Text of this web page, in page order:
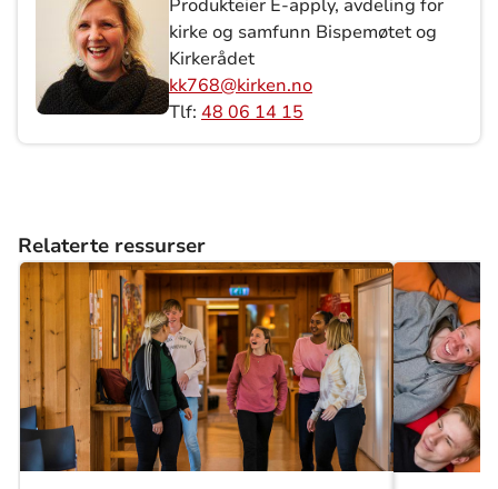
Produkteier E-apply, avdeling for
kirke og samfunn Bispemøtet og
Kirkerådet
kk768@kirken.no
Tlf: 48 06 14 15
Relaterte ressurser